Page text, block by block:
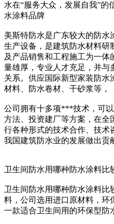
水在“服务大众，发展自我”
水涂料品牌
美斯特防水是广东较大的防水
生产设备，是建筑防水材料研
及产品销售和工程施工为一体
量雄厚，专业人才充足，并与
关系。供应国际新型家装防
材料、防水卷材、干砂浆等，
公司拥有十多项***技术，可
方法、投资建厂等方案，在全
行各种形式的技术合作、技术
我国建筑防水业的发展做出贡
卫生间防水用哪种防水涂料比
卫生间防水用哪种防水涂料比
料，公司选用进口原材料，环
一款适合卫生间用的环保型防